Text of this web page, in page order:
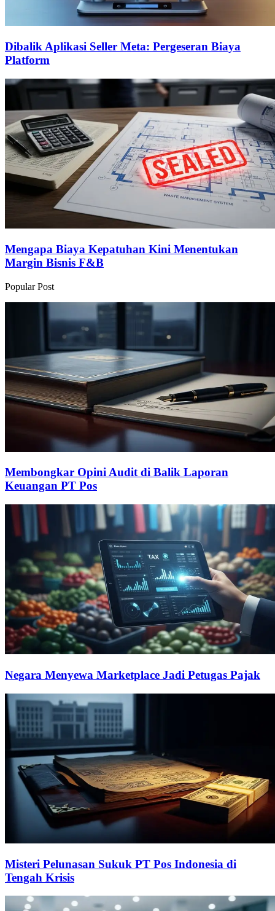
Dibalik Aplikasi Seller Meta: Pergeseran Biaya
Platform
Mengapa Biaya Kepatuhan Kini Menentukan
Margin Bisnis F&B
Popular Post
Membongkar Opini Audit di Balik Laporan
Keuangan PT Pos
Negara Menyewa Marketplace Jadi Petugas Pajak
Misteri Pelunasan Sukuk PT Pos Indonesia di
Tengah Krisis